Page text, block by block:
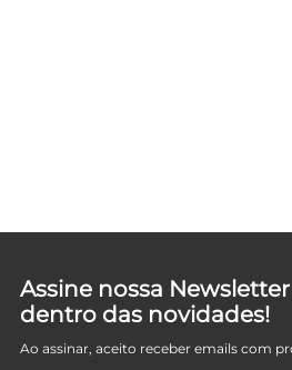
Assine nossa
dentro das novidades!
Ao assinar, aceito receber emails com